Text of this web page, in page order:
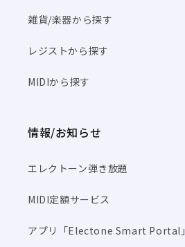
雑貨/楽器から探す
レジストから探す
MIDIから探す
情報/お知らせ
エレクトーン弾き放題
MIDI定額サービス
アプリ「Electone Smart Portal」